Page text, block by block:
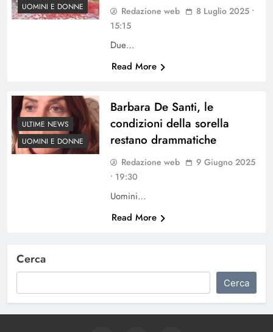
UOMINI E DONNE
Redazione web
8 Luglio 2025 •
15:15
Due…
Read More
ULTIME NEWS
UOMINI E DONNE
Barbara De Santi, le
condizioni della sorella
restano drammatiche
Redazione web
9 Giugno 2025
• 19:30
Uomini…
Read More
Cerca
Cerca